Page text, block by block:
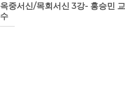
옥중서신/목회서신 3강- 홍승민 교
수